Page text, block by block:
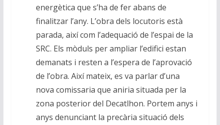
energètica que s’ha de fer abans de
finalitzar l’any. L’obra dels locutoris està
parada, així com l’adequació de l’espai de la
SRC. Els mòduls per ampliar l’edifici estan
demanats i resten a l’espera de l’aprovació
de l’obra. Així mateix, es va parlar d’una
nova comissaria que aniria situada per la
zona posterior del Decatlhon. Portem anys i
anys denunciant la precària situació dels